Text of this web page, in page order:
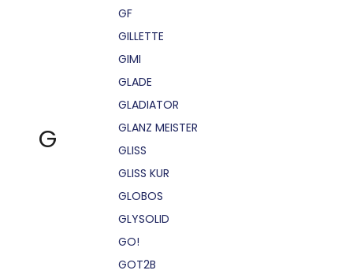
G
GF
GILLETTE
GIMI
GLADE
GLADIATOR
GLANZ MEISTER
GLISS
GLISS KUR
GLOBOS
GLYSOLID
GO!
GOT2B